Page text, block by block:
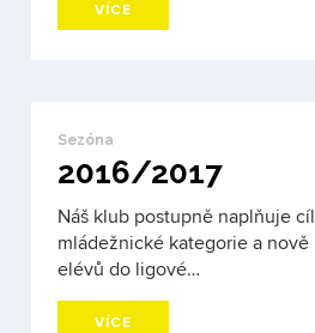
VÍCE
Sezóna
2016/2017
Náš klub postupně naplňuje
mládežnické kategorie a
elévů do ligové…
VÍCE